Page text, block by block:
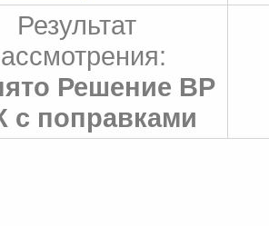
Результат
Решение ВР
с поправками